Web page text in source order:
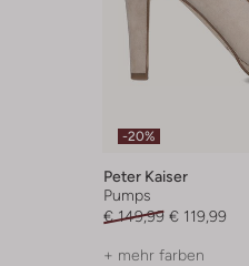
-20%
Peter Kaiser
Pumps
€ 149,99 € 119,99
+ mehr farben